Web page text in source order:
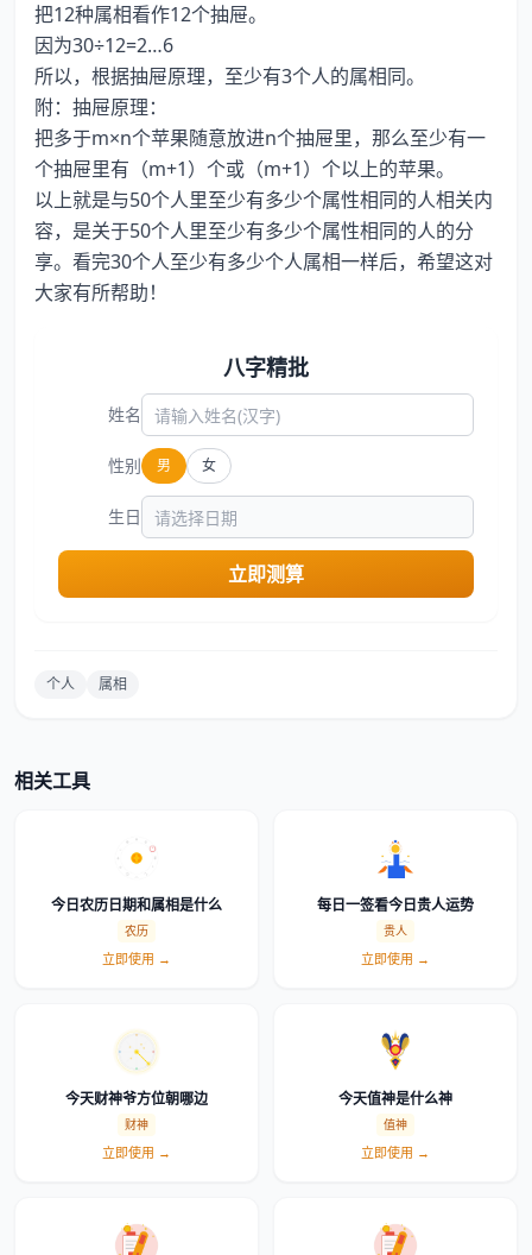
把12种属相看作12个抽屉。
因为30÷12=2…6
所以，根据抽屉原理，至少有3个人的属相同。
附：抽屉原理：
把多于m×n个苹果随意放进n个抽屉里，那么至少有一
个抽屉里有（m+1）个或（m+1）个以上的苹果。
以上就是与50个人里至少有多少个属性相同的人相关内
容，是关于50个人里至少有多少个属性相同的人的分
享。看完30个人至少有多少个人属相一样后，希望这对
大家有所帮助！
八字精批
姓名
性别 男 女
生日
立即测算
个人 属相
相关工具
今日农历日期和属相是什么
农历
立即使用 →
每日一签看今日贵人运势
贵人
立即使用 →
今天财神爷方位朝哪边
财神
立即使用 →
今天值神是什么神
值神
立即使用 →